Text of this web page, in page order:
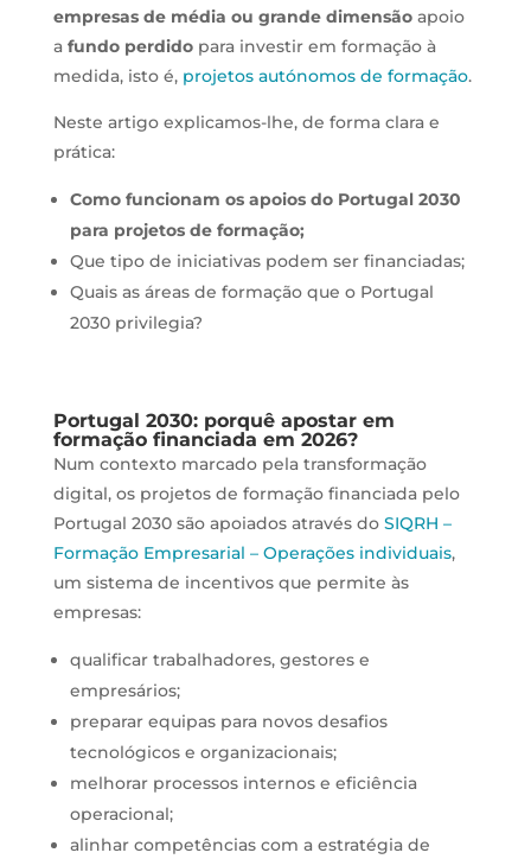
empresas de média ou grande dimensãoapoio
a fundo perdidopara investir em formação à
medida, isto é, projetos autónomos de formação.
Neste artigo explicamos-lhe, de forma clara e
prática:
Como funcionam os apoios do Portugal 2030
para projetos de formação;
Que tipo de iniciativas podem ser financiadas;
Quais as áreas de formação que o Portugal
2030 privilegia?
Portugal 2030: porquê apostar em
formação financiada em 2026?
Num contexto marcado pela transformação
digital, os projetos de formação financiada pelo
Portugal 2030 são apoiados através do SIQRH –
Formação Empresarial – Operações individuais,
um sistema de incentivos que permite às
empresas:
qualificar trabalhadores, gestores e
empresários;
preparar equipas para novos desafios
tecnológicos e organizacionais;
melhorar processos internos e eficiência
operacional;
alinhar competências com a estratégia de